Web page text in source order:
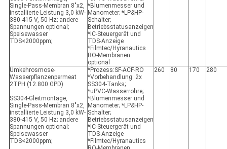
Single-Pass-Membran 8"x2,
installierte Leistung 3,0 kW-
380-415 V, 50 Hz; andere
Spannungen optional;
Speisewasser
TDS<2000ppm;
*Blumenmesser und
Manometer; *LP&HP-
Schalter;
Betriebsstatusanzeigen
*IC-Steuergerät und
TDS-Anzeige
*Filmtec/Hyranautics
RO-Membranen
optional
Umkehrosmose-
Wasserpflanzenpermeat
2TPH (12.800 GPD)
SS304-Gleitmontage,
Single-Pass-Membran 8"x2,
installierte Leistung 3,0 kW-
380-415 V, 50 Hz; andere
Spannungen optional;
Speisewasser
TDS<2000ppm;
*Prozess:SF-ACF-RO
*Vorbehandlung: 2x
SS304-Tanks;
*uPVC-Wasserrohre;
*Blumenmesser und
Manometer; *LP&HP-
Schalter;
Betriebsstatusanzeigen
*IC-Steuergerät und
TDS-Anzeige
*Filmtec/Hyranautics
260 80 170 280